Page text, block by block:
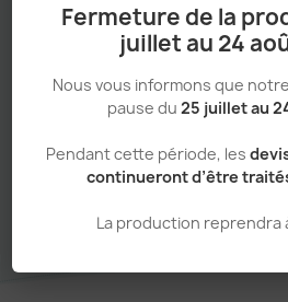
Fermeture de la
juillet au 24
Nous vous informons que
pause du 25 juillet au
Pendant cette période, les
continueront d’être
La production reprendra
Adapté aux pros
Sans minimum de